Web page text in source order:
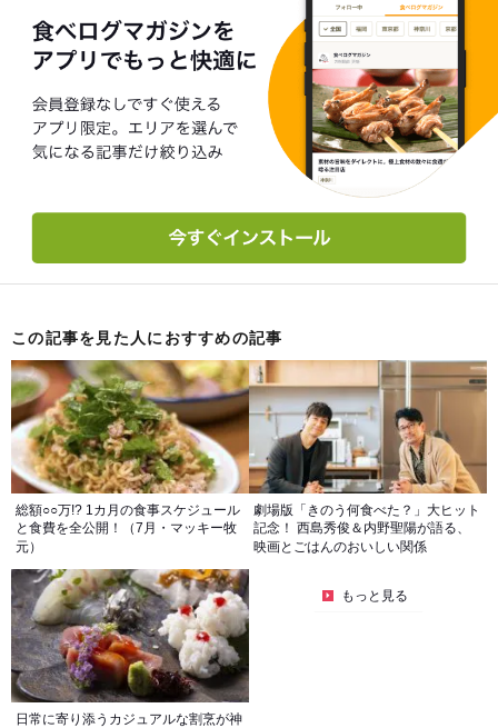
この記事を見た人におすすめの記事
総額○○万!? 1カ月の食事スケジュール
と食費を全公開！（7月・マッキー牧
元）
劇場版「きのう何食べた？」大ヒット
記念！ 西島秀俊＆内野聖陽が語る、
映画とごはんのおいしい関係
日常に寄り添うカジュアルな割烹が神
もっと見る